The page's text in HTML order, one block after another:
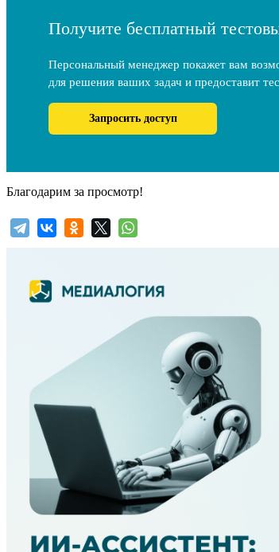
Получите бесплатный
Персональный менеджер покажет вам
для решения ваших задач и предоставит
Запросить доступ
Благодарим за просмотр!